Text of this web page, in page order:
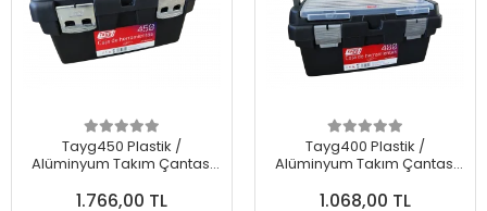
Tayg450 Plastik /
Alüminyum Takım Çantası
1.766,00 TL
Tayg400 Plastik /
Alüminyum Takım Çantası
1.068,00 TL